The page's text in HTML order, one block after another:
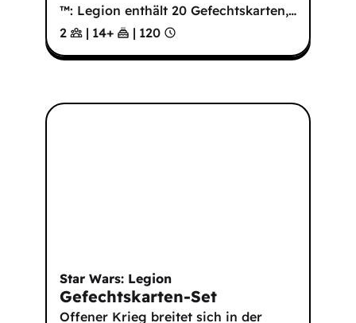
™: Legion enthält 20 Gefechtskarten,…
2
| 14+ | 120
Star Wars: Legion
Gefechtskarten-Set
Offener Krieg breitet sich in der